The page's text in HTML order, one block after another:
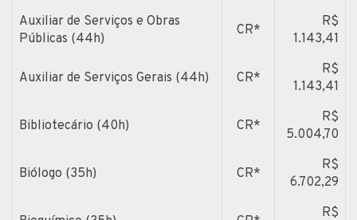
Auxiliar de Serviços e Obras
Públicas (44h)
CR*
R$
1.143,41
Auxiliar de Serviços Gerais (44h) CR*
R$
1.143,41
Bibliotecário (40h) CR*
R$
5.004,70
Biólogo (35h) CR*
R$
6.702,29
R$